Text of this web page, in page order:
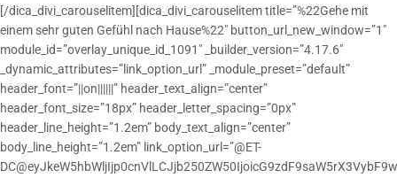
[/dica_divi_carouselitem][dica_divi_carouselitem title=”%22Gehe mit
einem sehr guten Gefühl nach Hause%22″ button_url_new_window=”1″
module_id=”overlay_unique_id_1091″ _builder_version=”4.17.6″
_dynamic_attributes=”link_option_url” _module_preset=”default”
header_font=”||on||||||” header_text_align=”center”
header_font_size=”18px” header_letter_spacing=”0px”
header_line_height=”1.2em” body_text_align=”center”
body_line_height=”1.2em” link_option_url=”@ET-